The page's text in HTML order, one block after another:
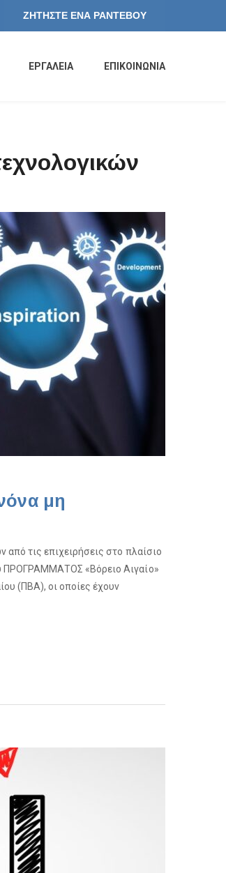
ΖΗΤΗΣΤΕ ΕΝΑ ΡΑΝΤΕΒΟΥ
ΕΡΓΑΛΕΙΑ ΕΠΙΚΟΙΝΩΝΙΑ
μη
τις επιχειρήσεις στο πλαίσιο
ΠΡΟΓΡΑΜΜΑΤΟΣ «Βόρειο Αιγαίο»
(ΠΒΑ), οι οποίες έχουν